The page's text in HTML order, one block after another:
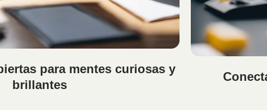
para mentes curiosas y
brillantes